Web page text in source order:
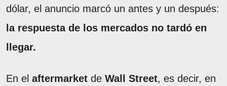
dólar, el anuncio marcó un antes y un después:
la respuesta de los mercados no tardó en
llegar.
En el aftermarket de Wall Street, es decir, en